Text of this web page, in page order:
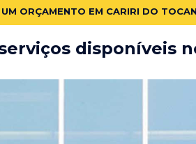
ORÇAMENTO EM CARIRI DO
disponíveis